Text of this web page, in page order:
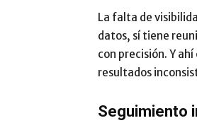
La falta de
datos, sí tiene
con precisión. Y
resultados
Seguimiento